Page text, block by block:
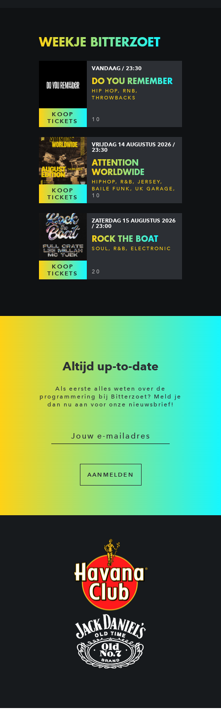
WEEKJE BITTERZOET
KOOP
TICKETS
VANDAAG / 23:30
DO YOU REMEMBER
HIP HOP, RNB,
THROWBACKS
10
KOOP
TICKETS
VRIJDAG 14 AUGUSTUS 2026 /
23:30
ATTENTION
WORLDWIDE
HIPHOP, R&B, JERSEY,
BAILE FUNK, UK GARAGE,
DANCEHALL & MORE
10
KOOP
TICKETS
ZATERDAG 15 AUGUSTUS 2026
/ 23:00
ROCK THE BOAT
SOUL, R&B, ELECTRONIC
20
Altijd up-to-date
Als eerste alles weten over de
programmering bij Bitterzoet? Meld je
dan nu aan voor onze nieuwsbrief!
AANMELDEN